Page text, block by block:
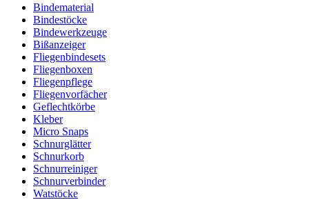
Bindematerial
Bindestöcke
Bindewerkzeuge
Bißanzeiger
Fliegenbindesets
Fliegenboxen
Fliegenpflege
Fliegenvorfächer
Geflechtkörbe
Kleber
Micro Snaps
Schnurglätter
Schnurkorb
Schnurreiniger
Schnurverbinder
Watstöcke